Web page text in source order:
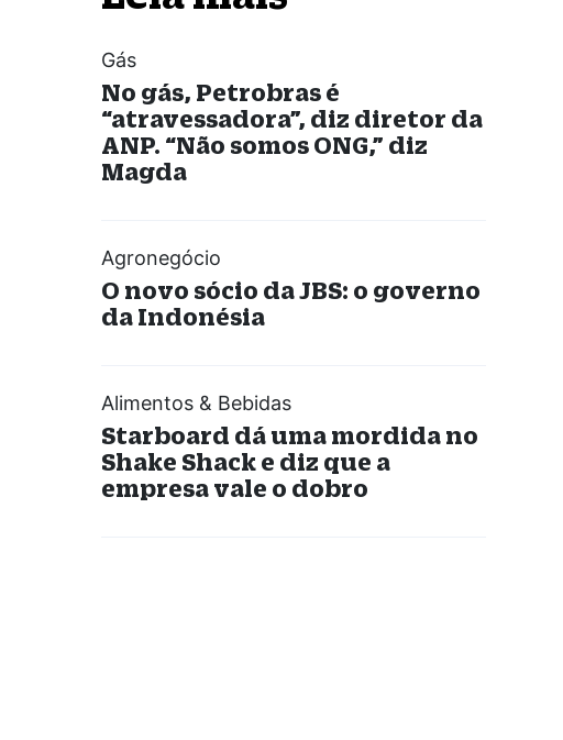
Gás
No gás, Petrobras é
“atravessadora”, diz diretor da
ANP. “Não somos ONG,” diz
Magda
Agronegócio
O novo sócio da JBS: o governo
da Indonésia
Alimentos & Bebidas
Starboard dá uma mordida no
Shake Shack e diz que a
empresa vale o dobro